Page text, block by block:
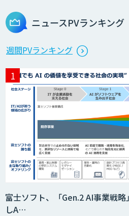
ニュースPVランキング
週間PVランキング
富士ソフト、「Gen.2 AI事業戦
しA…